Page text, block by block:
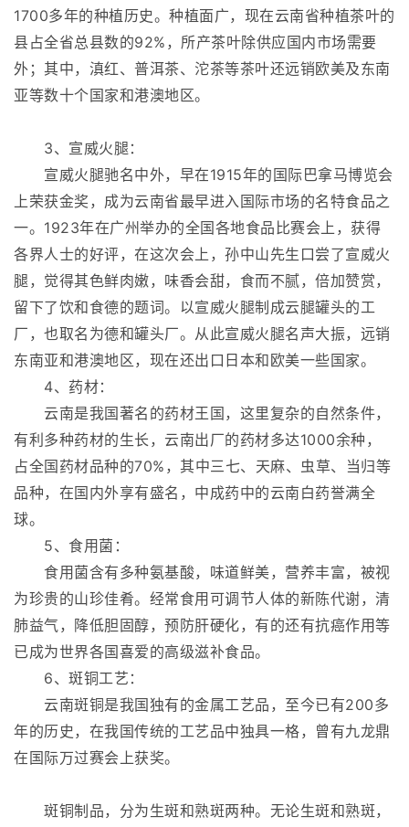
1700多年的种植历史。种植面广，现在云南省种植茶叶的
县占全省总县数的92%，所产茶叶除供应国内市场需要
外；其中，滇红、普洱茶、沱茶等茶叶还远销欧美及东南
亚等数十个国家和港澳地区。
3、宣威火腿：
宣威火腿驰名中外，早在1915年的国际巴拿马博览会
上荣获金奖，成为云南省最早进入国际市场的名特食品之
一。1923年在广州举办的全国各地食品比赛会上，获得
各界人士的好评，在这次会上，孙中山先生口尝了宣威火
腿，觉得其色鲜肉嫩，味香会甜，食而不腻，倍加赞赏，
留下了饮和食德的题词。以宣威火腿制成云腿罐头的工
厂，也取名为德和罐头厂。从此宣威火腿名声大振，远销
东南亚和港澳地区，现在还出口日本和欧美一些国家。
4、药材：
云南是我国著名的药材王国，这里复杂的自然条件，
有利多种药材的生长，云南出厂的药材多达1000余种，
占全国药材品种的70%，其中三七、天麻、虫草、当归等
品种，在国内外享有盛名，中成药中的云南白药誉满全
球。
5、食用菌：
食用菌含有多种氨基酸，味道鲜美，营养丰富，被视
为珍贵的山珍佳肴。经常食用可调节人体的新陈代谢，清
肺益气，降低胆固醇，预防肝硬化，有的还有抗癌作用等
已成为世界各国喜爱的高级滋补食品。
6、斑铜工艺：
云南斑铜是我国独有的金属工艺品，至今已有200多
年的历史，在我国传统的工艺品中独具一格，曾有九龙鼎
在国际万过赛会上获奖。
斑铜制品，分为生斑和熟斑两种。无论生斑和熟斑，